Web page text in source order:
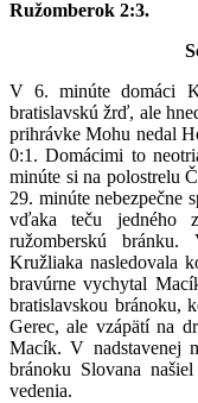
Ružomberok 2:3.
V 6. minúte domáci
bratislavskú žrď, ale
prihrávke Mohu nedal
0:1. Domácimi to
minúte si na polostrelu
29. minúte nebezpečne
vďaka teču jedného
ružomberskú
Kružliaka nasledovala
bravúrne vychytal
bratislavskou bránoku,
Gerec, ale vzápätí na
Macík. V nadstavenej
bránoku Slovana
vedenia.